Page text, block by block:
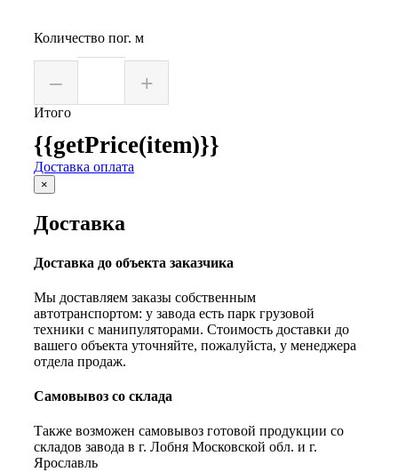
Количество пог. м
– +
Итого
{{getPrice(item)}}
Доставка оплата
×
Доставка
Доставка до объекта заказчика
Мы доставляем заказы собственным
автотранспортом: у завода есть парк грузовой
техники с манипуляторами. Стоимость доставки до
вашего объекта уточняйте, пожалуйста, у менеджера
отдела продаж.
Самовывоз со склада
Также возможен самовывоз готовой продукции со
складов завода в г. Лобня Московской обл. и г.
Ярославль